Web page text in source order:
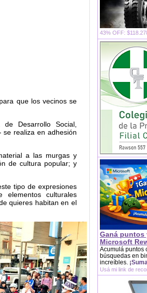
que los vecinos se
Desarrollo Social,
se realiza en adhesión
a las murgas y
de cultura popular; y
tipo de expresiones
elementos culturales
quieres habitan en el
43% OFF:
Ganá puntos
Microsoft
Acumulá puntos
búsquedas en
increíbles.
Usá mi link de